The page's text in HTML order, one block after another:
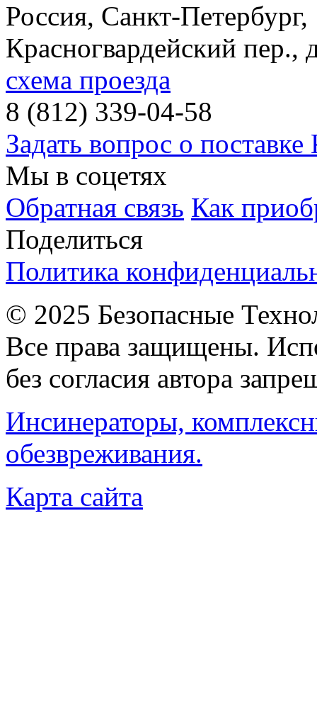
Россия, Санкт-Петербург,
Красногвардейский пер.,
схема проезда
8 (812) 339-04-58
Задать вопрос о
Мы в соцетях
Обратная связь Как
Поделиться
Политика
© 2025 Безопасные
Все права защищены.
без согласия автора
Инсинераторы,
обезвреживания.
Карта сайта